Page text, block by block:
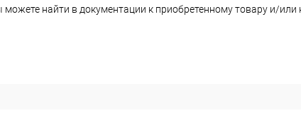
найти в документации к приобретенному товару и/или